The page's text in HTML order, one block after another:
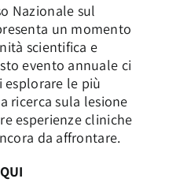
Nazionale sul
un momento
scientifica e
evento annuale ci
le più
ricerca sula lesione
esperienze cliniche
da affrontare.